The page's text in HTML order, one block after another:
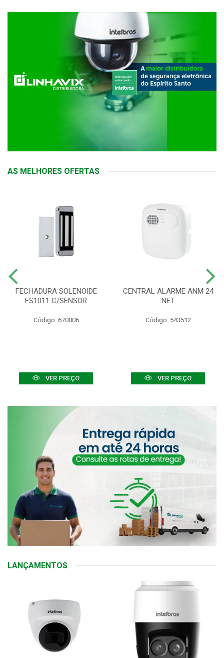
AS MELHORES OFERTAS
FECHADURA SOLENOIDE
FS1011 C/SENSOR
Código: 670006
VER PREÇO
CENTRAL ALARME ANM 24
NET
Código: 543512
VER PREÇO
LANÇAMENTOS